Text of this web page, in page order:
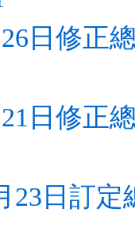
日修正
日修正
23日訂定